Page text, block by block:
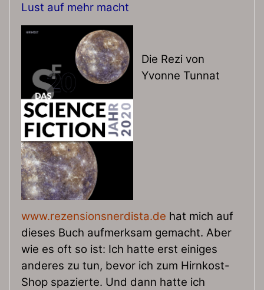
Lust auf mehr macht
Die Rezi von
Yvonne Tunnat
www.rezensionsnerdista.de hat mich auf
dieses Buch aufmerksam gemacht. Aber
wie es oft so ist: Ich hatte erst einiges
anderes zu tun, bevor ich zum Hirnkost-
Shop spazierte. Und dann hatte ich